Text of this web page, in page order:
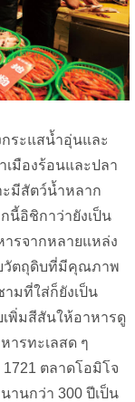
ระแสน้ำอุ่นและ
เมืองร้อนและปลา
ะมีสัตว์น้ำหลาก
นี้อิชิกาว่ายังเป็น
รจากหลายแหล่ง
วัตถุดิบที่มีคุณภาพ
มที่ใส่ก็ยังเป็น
พิ่มสีสันให้อาหารดู
ารทะเลสด ๆ
ตลาดโอมิโจ
านกว่า 300 ปีเป็น